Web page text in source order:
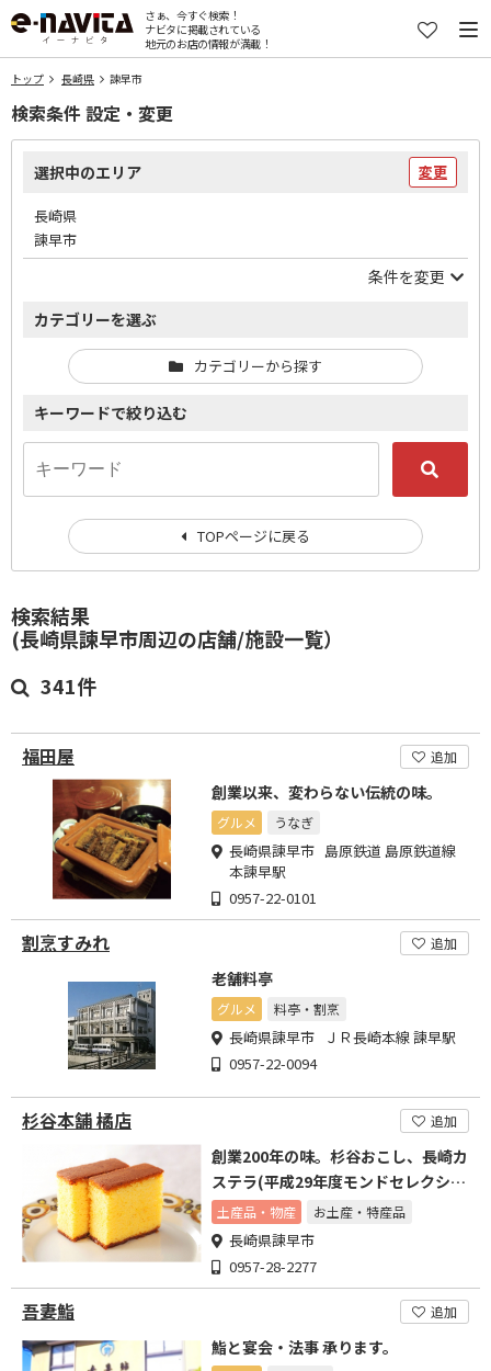
さぁ、今すぐ検索！
ナビタに掲載されている
地元のお店の情報が満載！
トップ 長崎県 諫早市
検索結果
(長崎県諫早市周辺の店舗/施設一覧）
341件
福田屋 追加
創業以来、変わらない伝統の味。
グルメ うなぎ
長崎県諫早市 島原鉄道 島原鉄道線
本諫早駅
0957-22-0101
割烹すみれ 追加
老舗料亭
グルメ 料亭・割烹
長崎県諫早市 ＪＲ長崎本線 諫早駅
0957-22-0094
杉谷本舗 橘店 追加
創業200年の味。杉谷おこし、長崎カ
ステラ(平成29年度モンドセレクショ
ン金賞受賞)
土産品・物産 お土産・特産品
長崎県諫早市
0957-28-2277
吾妻鮨 追加
鮨と宴会・法事 承ります。
検索条件 設定・変更
選択中のエリア 変更
長崎県
諫早市
条件を変更
カテゴリーを選ぶ
カテゴリーから探す
キーワードで絞り込む
TOPページに戻る